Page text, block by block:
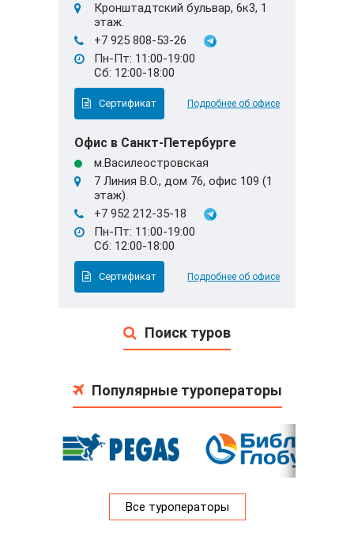
Поиск туров
Кронштадтский бульвар, 6к3, 1
этаж.
+7 925 808-53-26
Пн-Пт: 11:00-19:00
Сб: 12:00-18:00
Сертификат Подробнее об офисе
Офис в Санкт-Петербурге
м.Василеостровская
7 Линия В.О., дом 76, офис 109 (1
этаж).
+7 952 212-35-18
Пн-Пт: 11:00-19:00
Сб: 12:00-18:00
Сертификат Подробнее об офисе
Популярные туроператоры
Все туроператоры